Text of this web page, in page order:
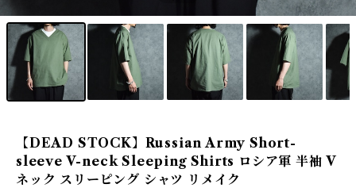
【DEAD STOCK】Russian Army Short-
sleeve V-neck Sleeping Shirts ロシア軍 半袖 V
ネック スリーピング シャツ リメイク